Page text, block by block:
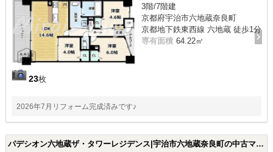
23枚
3階/7階建
京都府宇治市六地蔵奈良町
京都地下鉄東西線 六地蔵 徒歩1分
専有面積 64.22㎡
2026年7月リフォーム完成済みです♪
パデシオン六地蔵ザ・タワーレジデンス|宇治市六地蔵奈良町の中古マンション